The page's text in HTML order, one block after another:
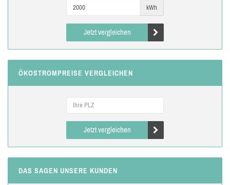
kWh
Jetzt vergleichen
ÖKOSTROMPREISE VERGLEICHEN
Jetzt vergleichen
DAS SAGEN UNSERE KUNDEN